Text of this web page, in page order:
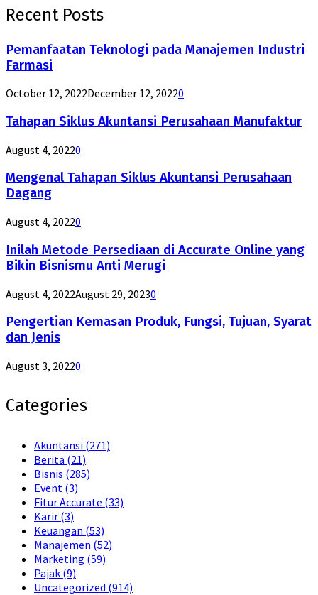
Recent Posts
Pemanfaatan Teknologi pada Manajemen Industri
Farmasi
October 12, 2022December 12, 20220
Tahapan Siklus Akuntansi Perusahaan Manufaktur
August 4, 20220
Mengenal Tahapan Siklus Akuntansi Perusahaan
Dagang
August 4, 20220
Inilah Metode Persediaan di Accurate Online yang
Bikin Bisnismu Anti Merugi
August 4, 2022August 29, 20230
Pengertian Kemasan Produk, Fungsi, Tujuan, Syarat
dan Jenis
August 3, 20220
Categories
Akuntansi (271)
Berita (21)
Bisnis (285)
Event (3)
Fitur Accurate (33)
Karir (3)
Keuangan (53)
Manajemen (52)
Marketing (59)
Pajak (9)
Uncategorized (914)